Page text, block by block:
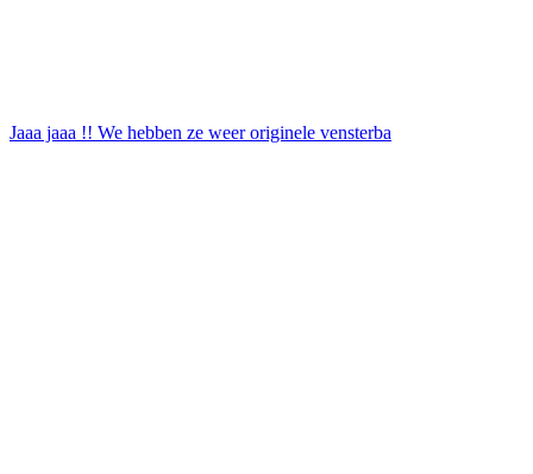
Jaaa jaaa !! We hebben ze weer originele vensterba